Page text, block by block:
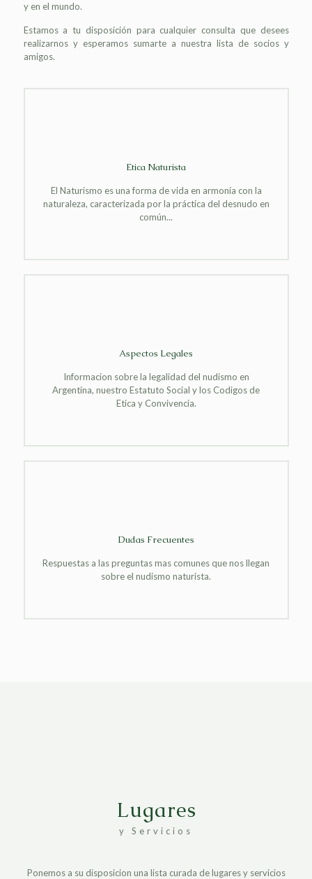
y en el mundo.
Estamos a tu disposición para cualquier consulta que desees
realizarnos y esperamos sumarte a nuestra lista de socios y
amigos.
Etica Naturista
El Naturismo es una forma de vida en armonía con la
naturaleza, caracterizada por la práctica del desnudo en
común...
Aspectos Legales
Informacion sobre la legalidad del nudismo en
Argentina, nuestro Estatuto Social y los Codigos de
Etica y Convivencia.
Dudas Frecuentes
Respuestas a las preguntas mas comunes que nos llegan
sobre el nudismo naturista.
Lugares
y Servicios
Ponemos a su disposicion una lista curada de lugares y servicios